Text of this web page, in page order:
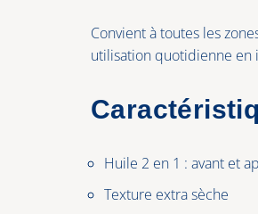
Convient à toutes les
utilisation quotidienne
Huile 2 en 1 : avant et
Texture extra sèche